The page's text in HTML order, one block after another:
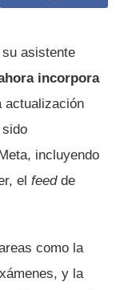
su asistente
incorpora
actualización
incluyendo
el feedde
como la
y la